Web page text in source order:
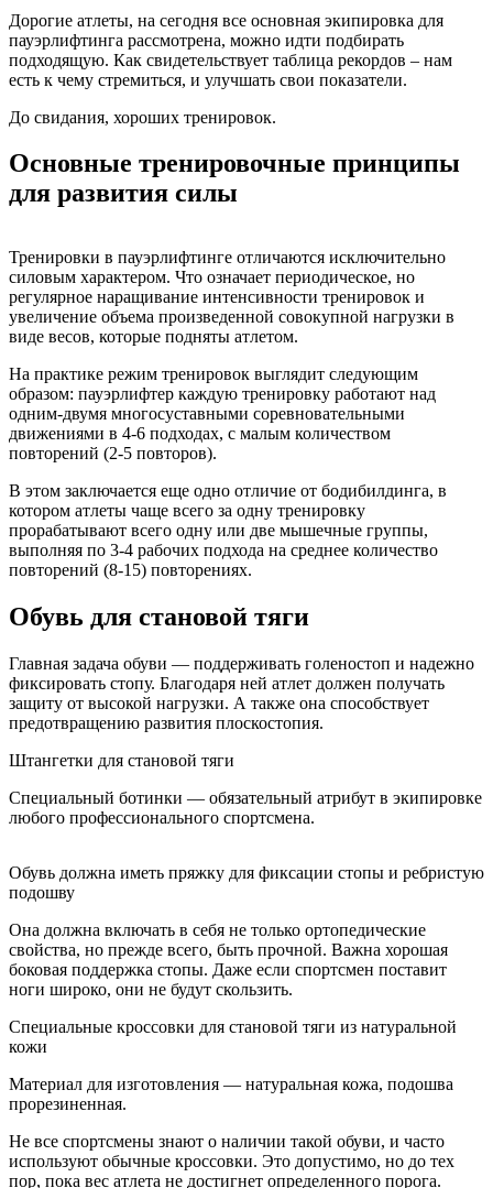
Дорогие атлеты, на сегодня все основная экипировка для
пауэрлифтинга рассмотрена, можно идти подбирать
подходящую. Как свидетельствует таблица рекордов – нам
есть к чему стремиться, и улучшать свои показатели.
До свидания, хороших тренировок.
Основные тренировочные принципы
для развития силы
Тренировки в пауэрлифтинге отличаются исключительно
силовым характером. Что означает периодическое, но
регулярное наращивание интенсивности тренировок и
увеличение объема произведенной совокупной нагрузки в
виде весов, которые подняты атлетом.
На практике режим тренировок выглядит следующим
образом: пауэрлифтер каждую тренировку работают над
одним-двумя многосуставными соревновательными
движениями в 4-6 подходах, с малым количеством
повторений (2-5 повторов).
В этом заключается еще одно отличие от бодибилдинга, в
котором атлеты чаще всего за одну тренировку
прорабатывают всего одну или две мышечные группы,
выполняя по 3-4 рабочих подхода на среднее количество
повторений (8-15) повторениях.
Обувь для становой тяги
Главная задача обуви — поддерживать голеностоп и надежно
фиксировать стопу. Благодаря ней атлет должен получать
защиту от высокой нагрузки. А также она способствует
предотвращению развития плоскостопия.
Штангетки для становой тяги
Специальный ботинки — обязательный атрибут в экипировке
любого профессионального спортсмена.
Обувь должна иметь пряжку для фиксации стопы и ребристую
подошву
Она должна включать в себя не только ортопедические
свойства, но прежде всего, быть прочной. Важна хорошая
боковая поддержка стопы. Даже если спортсмен поставит
ноги широко, они не будут скользить.
Специальные кроссовки для становой тяги из натуральной
кожи
Материал для изготовления — натуральная кожа, подошва
прорезиненная.
Не все спортсмены знают о наличии такой обуви, и часто
используют обычные кроссовки. Это допустимо, но до тех
пор, пока вес атлета не достигнет определенного порога.